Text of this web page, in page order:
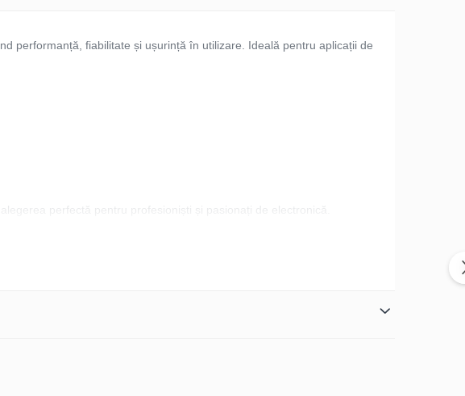
performanță, fiabilitate și ușurință în utilizare. Ideală pentru aplicații de
alegerea perfectă pentru profesioniști și pasionați de electronică.